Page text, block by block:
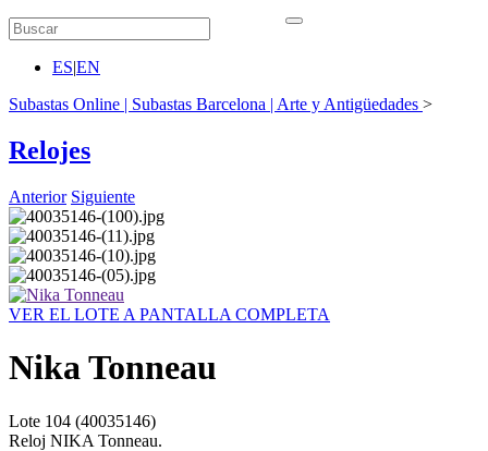
ES|EN
Subastas Online | Subastas Barcelona | Arte y Antigüedades >
Relojes
Anterior Siguiente
VER EL LOTE A PANTALLA COMPLETA
Nika Tonneau
Lote 104 (40035146)
Reloj NIKA Tonneau.